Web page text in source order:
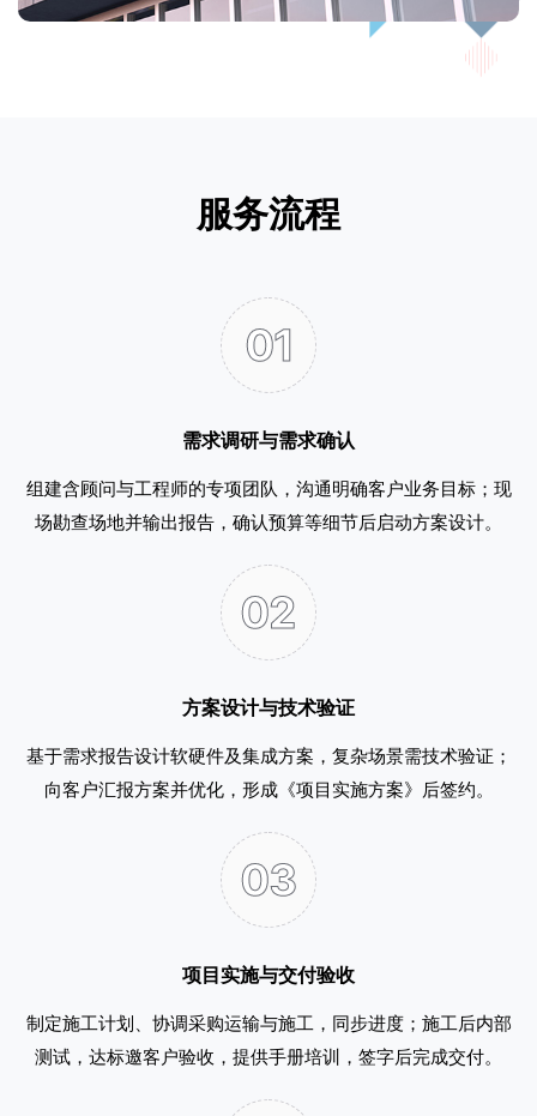
服务流程
需求调研与需求确认
组建含顾问与工程师的专项团队，沟通明确客户业务目标；现
场勘查场地并输出报告，确认预算等细节后启动方案设计。
方案设计与技术验证
基于需求报告设计软硬件及集成方案，复杂场景需技术验证；
向客户汇报方案并优化，形成《项目实施方案》后签约。
项目实施与交付验收
制定施工计划、协调采购运输与施工，同步进度；施工后内部
测试，达标邀客户验收，提供手册培训，签字后完成交付。